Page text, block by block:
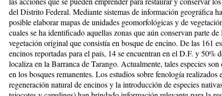
del Distrito Federal. Mediante sistemas de información geográfica
posible elaborar mapas de unidades geomorfológicas y de
cuales se ha identificado aquellas zonas que aún conservan parte de
vegetación original que consistía en bosque de encino. De las 161
encinos reportadas para el país, 14 se encuentran en el D.F. y 50%
localiza en la Barranca de Tarango. Actualmente, tales especies son
en los bosques remanentes. Los estudios sobre fenología realizados
regeneración natural de encinos y la introducción de especies